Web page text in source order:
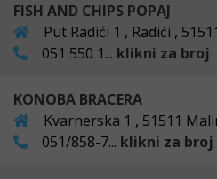
FISH AND CHIPS POPAJ
Put Radići 1 , Radići ,
051 550 1... klikni za broj
KONOBA BRACERA
Kvarnerska 1 , 51511
051/858-7... klikni za broj